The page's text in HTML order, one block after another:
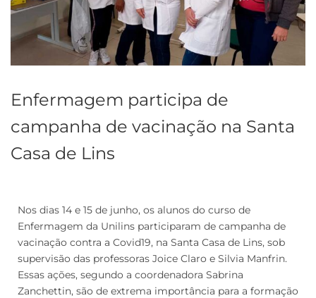
Enfermagem participa de
campanha de vacinação na Santa
Casa de Lins
Nos dias 14 e 15 de junho, os alunos do curso de
Enfermagem da Unilins participaram de campanha de
vacinação contra a Covid19, na Santa Casa de Lins, sob
supervisão das professoras Joice Claro e Silvia Manfrin.
Essas ações, segundo a coordenadora Sabrina
Zanchettin, são de extrema importância para a formação